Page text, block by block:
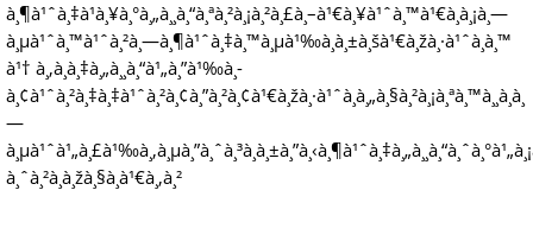
à¸¶à¹ˆà¸‡à¹à¸¥à¸°à¸„à¸¸à¸“à¸ªà¸²à¸¡à¸²à¸£à¸–à¹€à¸¥à¹ˆà¸™à¹€à¸à¸¡à¸—
à¸µà¹ˆà¸™à¹ˆà¸²à¸—à¸¶à¹ˆà¸‡à¸™à¸µà¹‰à¸à¸±à¸šà¹€à¸žà¸·à¹ˆà¸­à¸™
à¹† à¸‚à¸­à¸‡à¸„à¸¸à¸“à¹„à¸”à¹‰à¸­
à¸¢à¹ˆà¸²à¸‡à¸‡à¹ˆà¸²à¸¢à¸”à¸²à¸¢à¹€à¸žà¸·à¹ˆà¸­à¸„à¸§à¸²à¸¡à¸ªà¸™à¸¸à¸à¸
—
à¸ˆà¸²à¸à¸žà¸§à¸à¹€à¸‚à¸²